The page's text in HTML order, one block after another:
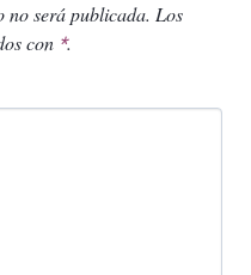
no será publicada. Los
con *.